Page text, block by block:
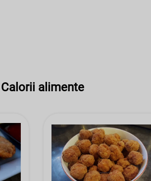
Calorii alimente